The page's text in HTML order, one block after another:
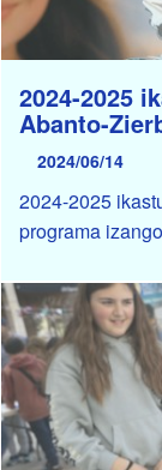
2024-2025
Abanto-
2024/06/14
2024-2025
programa